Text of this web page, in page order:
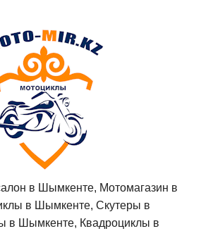
в Шымкенте, Мотомагазин в
в Шымкенте, Скутеры в
в Шымкенте, Квадроциклы в